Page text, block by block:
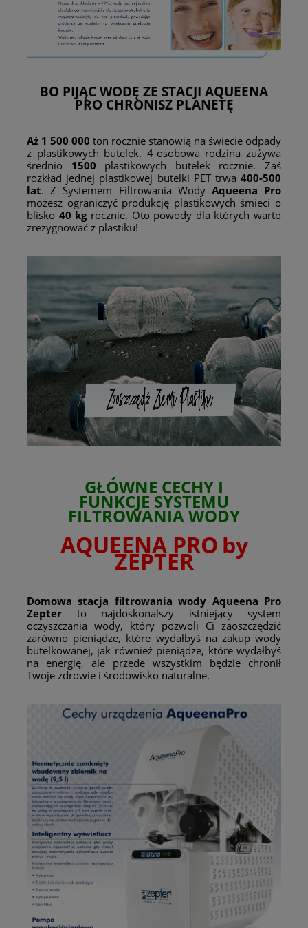
BO PIJĄC WODĘ ZE STACJI AQUEENA
PRO CHRONISZ PLANETĘ
Aż 1 500 000 ton rocznie stanowią na świecie odpady
z plastikowych butelek. 4-osobowa rodzina zużywa
średnio 1500 plastikowych butelek rocznie. Zaś
rozkład jednej plastikowej butelki PET trwa 400-500
lat. Z Systemem Filtrowania Wody Aqueena Pro
możesz ograniczyć produkcję plastikowych śmieci o
blisko 40 kgrocznie. Oto powody dla których warto
zrezygnować z plastiku!
GŁÓWNE CECHY I
FUNKCJESYSTEMU
FILTROWANIA WODY
AQUEENA PRO by
ZEPTER
Domowa stacja filtrowania wody Aqueena Pro
Zepter to najdoskonalszy istniejący system
oczyszczania wody, który pozwoli Ci zaoszczędzić
zarówno pieniądze, które wydałbyś na zakup wody
butelkowanej, jak również pieniądze, które wydałbyś
na energię, ale przede wszystkim będzie chronił
Twoje zdrowie i środowisko naturalne.